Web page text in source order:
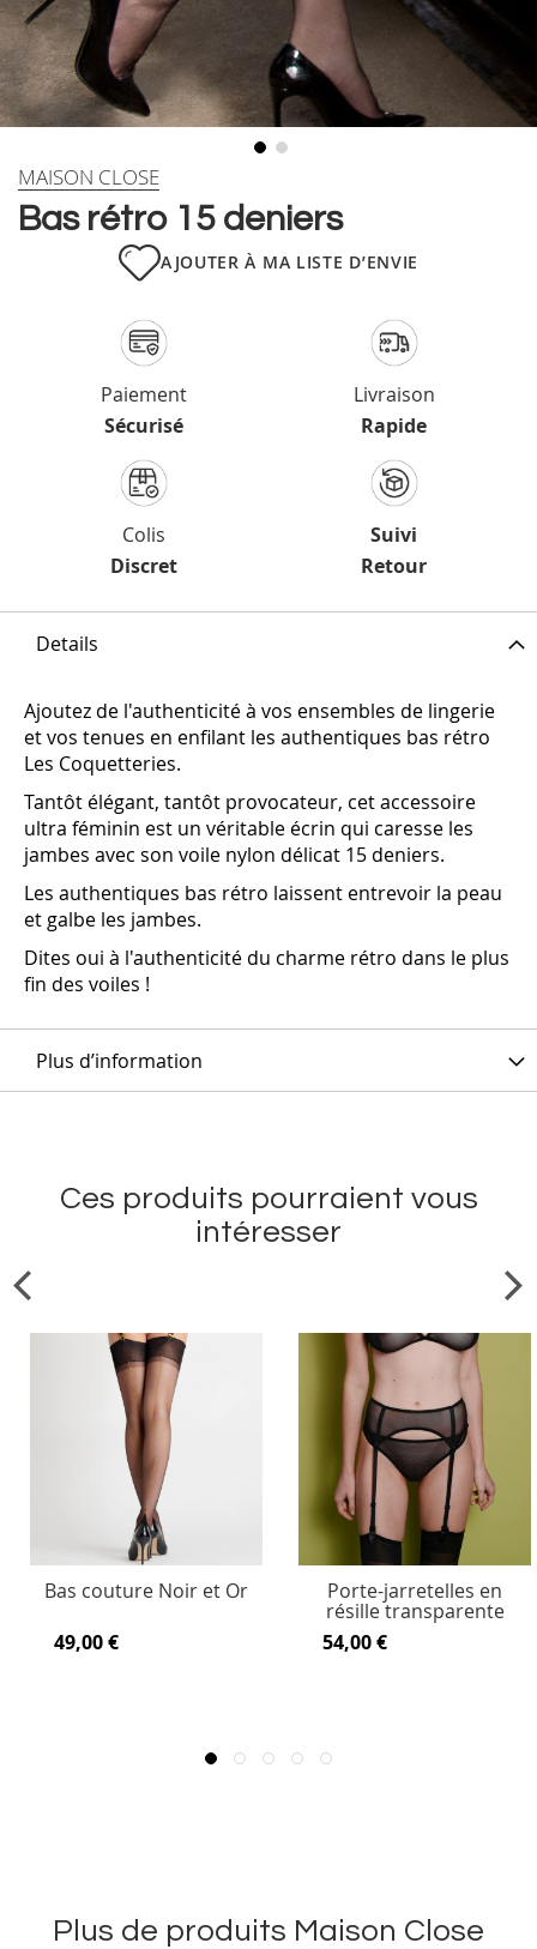
Skip
theBas rétro 15 deniers
MAISON CLOSE
AJOUTER À MA LISTE D’ENVIE
Paiement
Sécurisé
Livraison
Rapide
Colis
Discret
Suivi
Retour
Details
Ajoutez de l'authenticité à vos ensembles de lingerie
et vos tenues en enfilant les authentiques bas rétro
Les Coquetteries.
Tantôt élégant, tantôt provocateur, cet accessoire
ultra féminin est un véritable écrin qui caresse les
jambes avec son voile nylon délicat 15 deniers.
Les authentiques bas rétro laissent entrevoir la peau
et galbe les jambes.
Dites oui à l'authenticité du charme rétro dans le plus
fin des voiles !
Plus d’information
Ces produits pourraient vous
intéresser
Bas couture Noir et Or
49,00 €
Porte-jarretelles en
résille transparente
54,00 €
Plus de produits Maison Close